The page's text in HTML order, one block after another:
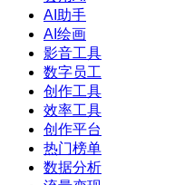
AI助手
AI绘画
影音工具
数字员工
创作工具
效率工具
创作平台
热门榜单
数据分析